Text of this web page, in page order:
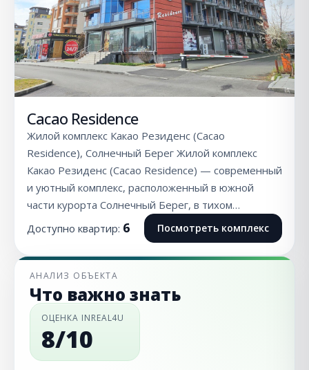
Cacao Residence
Жилой комплекс Какао Резиденс (Cacao
Residence), Солнечный Берег Жилой комплекс
Какао Резиденс (Cacao Residence) — современный
и уютный комплекс, расположенный в южной
части курорта Солнечный Берег, в тихом…
Доступно квартир: 6 Посмотреть комплекс
АНАЛИЗ ОБЪЕКТА
Что важно знать
ОЦЕНКА INREAL4U
8/10